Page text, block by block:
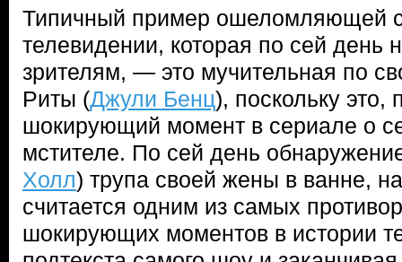
Типичный пример ошеломляющей
телевидении, которая по сей день
зрителям, — это мучительная по
Риты (Джули Бенц), поскольку
шокирующий момент в сериале о
мстителе. По сей день
Холл) трупа своей жены в ванне,
считается одним из самых
шокирующих моментов в истории